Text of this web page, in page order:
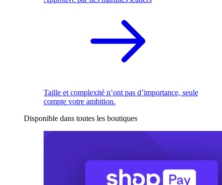
Taille et complexité n’ont pas d’importance, seule
compte votre ambition.
Disponible dans toutes les boutiques